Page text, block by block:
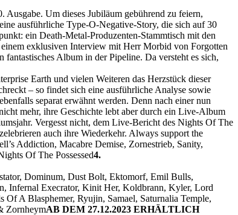
Ausgabe. Um dieses Jubiläum gebührend zu feiern,
ausführliche Type-O-Negative-Story, die sich auf 30
ein Death-Metal-Produzenten-Stammtisch mit den
exklusiven Interview mit Herr Morbid von Forgotten
Album in der Pipeline. Da versteht es sich,
Earth und vielen Weiteren das Herzstück dieser
– so findet sich eine ausführliche Analyse sowie
separat erwähnt werden. Denn nach einer nun
mehr, ihre Geschichte lebt aber durch ein Live-Album
Vergesst nicht, dem Live-Bericht des Nights Of The
auch ihre Wiederkehr. Always support the
Addiction, Macabre Demise, Zornestrieb, Sanity,
Of The Possessed4.
Dominum, Dust Bolt, Ektomorf, Emil Bulls,
Infernal Execrator, Kinit Her, Koldbrann, Kyler, Lord
A Blasphemer, Ryujin, Samael, Saturnalia Temple,
ZornheymAB DEM 27.12.2023 ERHÄLTLICH